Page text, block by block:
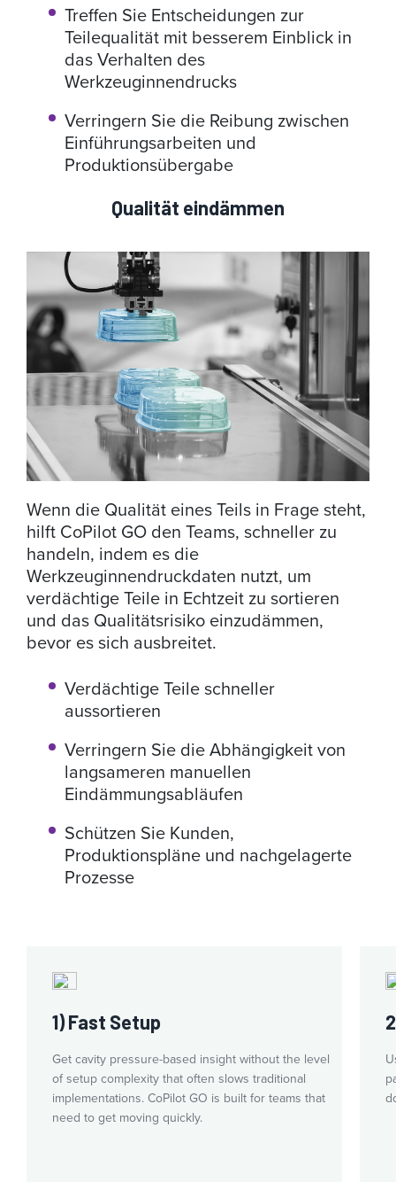
Treffen Sie Entscheidungen zur
Teilequalität mit besserem Einblick in
das Verhalten des
Werkzeuginnendrucks
Verringern Sie die Reibung zwischen
Einführungsarbeiten und
Produktionsübergabe
Qualität eindämmen
Wenn die Qualität eines Teils in Frage steht,
hilft CoPilot GO den Teams, schneller zu
handeln, indem es die
Werkzeuginnendruckdaten nutzt, um
verdächtige Teile in Echtzeit zu sortieren
und das Qualitätsrisiko einzudämmen,
bevor es sich ausbreitet.
Verdächtige Teile schneller
aussortieren
Verringern Sie die Abhängigkeit von
langsameren manuellen
Eindämmungsabläufen
Schützen Sie Kunden,
Produktionspläne und nachgelagerte
Prozesse
1) Fast Setup
Get cavity pressure-based insight without the level
of setup complexity that often slows traditional
implementations. CoPilot GO is built for teams that
need to get moving quickly.